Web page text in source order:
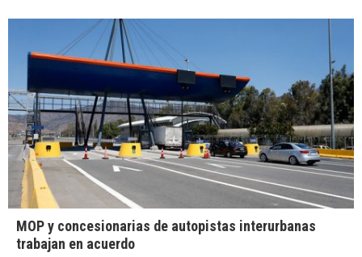
MOP y concesionarias de autopistas interurbanas
trabajan en acuerdo